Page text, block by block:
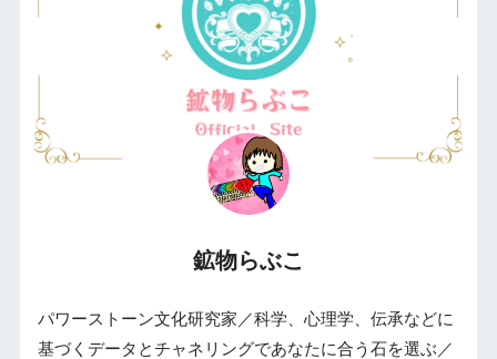
鉱物らぶこ
パワーストーン文化研究家／科学、心理学、伝承などに
基づくデータとチャネリングであなたに合う石を選ぶ／